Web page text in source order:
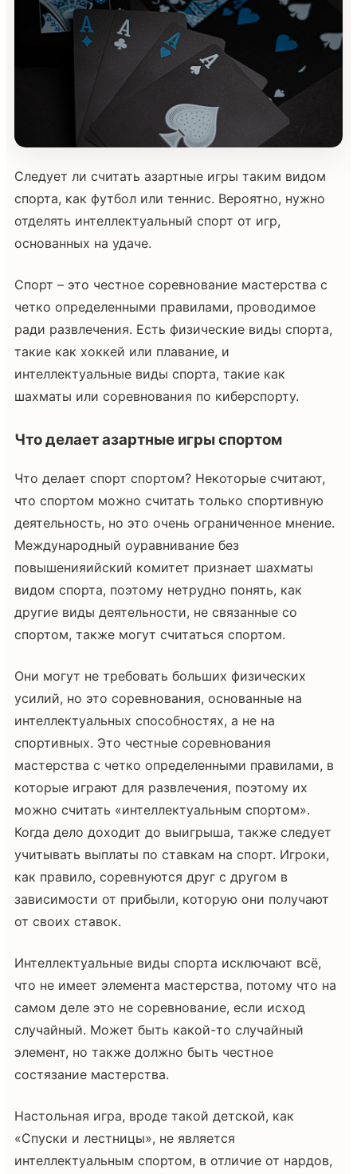
Следует ли считать азартные игры таким видом
спорта, как футбол или теннис. Вероятно, нужно
отделять интеллектуальный спорт от игр,
основанных на удаче.
Спорт – это честное соревнование мастерства с
четко определенными правилами, проводимое
ради развлечения. Есть физические виды спорта,
такие как хоккей или плавание, и
интеллектуальные виды спорта, такие как
шахматы или соревнования по киберспорту.
Что делает азартные игры спортом
Что делает спорт спортом? Некоторые считают,
что спортом можно считать только спортивную
деятельность, но это очень ограниченное мнение.
Международный оуравнивание без
повышенияийский комитет признает шахматы
видом спорта, поэтому нетрудно понять, как
другие виды деятельности, не связанные со
спортом, также могут считаться спортом.
Они могут не требовать больших физических
усилий, но это соревнования, основанные на
интеллектуальных способностях, а не на
спортивных. Это честные соревнования
мастерства с четко определенными правилами, в
которые играют для развлечения, поэтому их
можно считать «интеллектуальным спортом».
Когда дело доходит до выигрыша, также следует
учитывать выплаты по ставкам на спорт. Игроки,
как правило, соревнуются друг с другом в
зависимости от прибыли, которую они получают
от своих ставок.
Интеллектуальные виды спорта исключают всё,
что не имеет элемента мастерства, потому что на
самом деле это не соревнование, если исход
случайный. Может быть какой-то случайный
элемент, но также должно быть честное
состязание мастерства.
Настольная игра, вроде такой детской, как
«Спуски и лестницы», не является
интеллектуальным спортом, в отличие от нардов,